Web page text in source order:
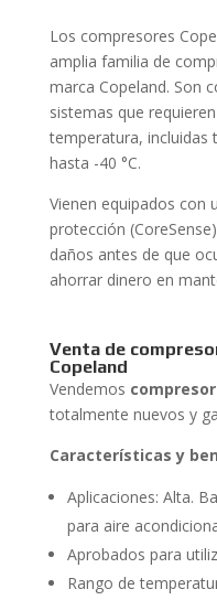
Los compresores
amplia familia de
marca Copeland. Son
sistemas que
temperatura, incluidas
hasta -40 °C.
Vienen equipados con
protección
daños antes de que
ahorrar dinero en
Venta de
Copeland
Vendemos
totalmente nuevos y
Características y
Aplicaciones: Alta.
para aire
Aprobados para
Rango de